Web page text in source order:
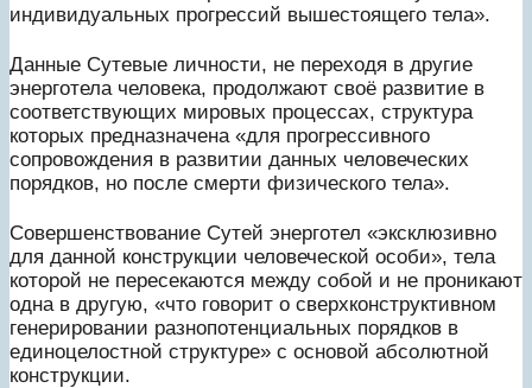
индивидуальных прогрессий вышестоящего тела».
Данные Сутевые личности, не переходя в другие
энерготела человека, продолжают своё развитие в
соответствующих мировых процессах, структура
которых предназначена «для прогрессивного
сопровождения в развитии данных человеческих
порядков, но после смерти физического тела».
Совершенствование Сутей энерготел «эксклюзивно
для данной конструкции человеческой особи», тела
которой не пересекаются между собой и не проникают
одна в другую, «что говорит о сверхконструктивном
генерировании разнопотенциальных порядков в
единоцелостной структуре» с основой абсолютной
конструкции.